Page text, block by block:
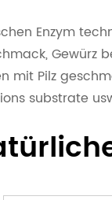
Enzym
Gewürz
mit Pilz
substrate